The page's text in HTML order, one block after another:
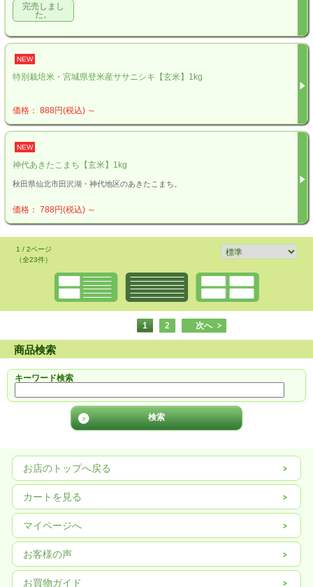
完売しまし
た。
NEW
特別栽培米・宮城県登米産ササニシキ【玄米】1kg
価格： 888円(税込) ～
NEW
神代あきたこまち【玄米】1kg
秋田県仙北市田沢湖・神代地区のあきたこまち。
価格： 788円(税込) ～
1 / 2ページ
（全23件）
1 2 次へ
商品検索
キーワード検索
お店のトップへ戻る
カートを見る
マイページへ
お客様の声
お買物ガイド